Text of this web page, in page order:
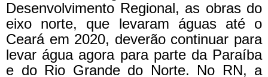
Desenvolvimento Regional, as obras do
eixo norte, que levaram águas até o
Ceará em 2020, deverão continuar para
levar água agora para parte da Paraíba
e do Rio Grande do Norte. No RN, a